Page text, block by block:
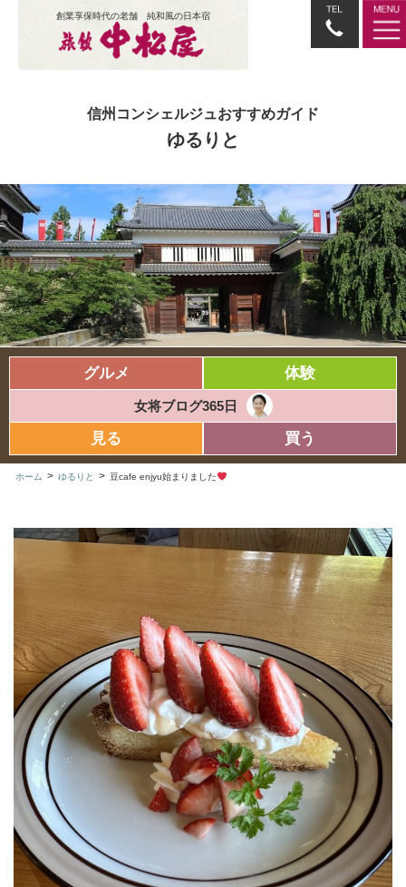
創業享保時代の老舗 純和風の日本宿
信州コンシェルジュおすすめガイド
ゆるりと
グルメ 体験
女将ブログ365日
見る 買う
ホーム > ゆるりと > 豆cafe enjyu始まりました